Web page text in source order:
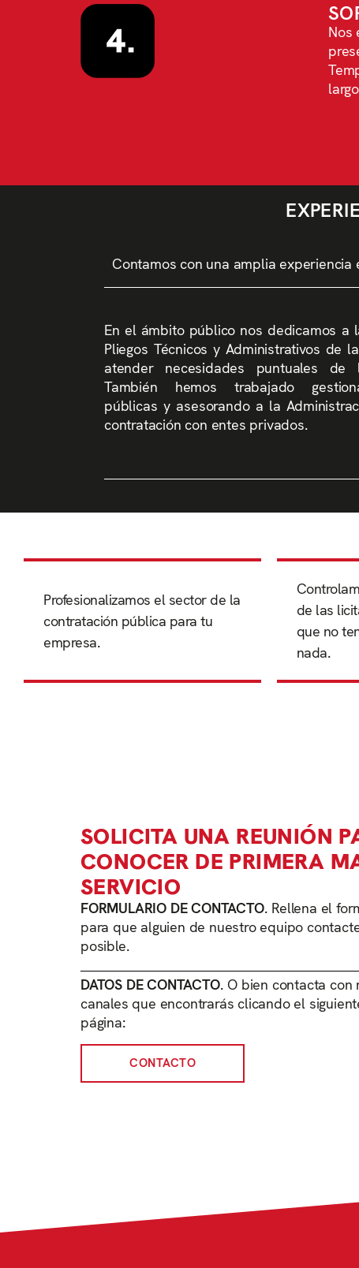
Nos
Contamos con una amplia
En el ámbito público nos dedicamos a
Pliegos Técnicos y Administrativos de
atender necesidades puntuales de
También hemos trabajado
públicas y asesorando a la
contratación con entes privados.
Profesionalizamos el sector de la
contratación pública para tu
empresa.
Profesionalizamos el sector de la
contratación pública para tu
empresa.
de las
que no
nada.
de las
que no
nada.
SOLICITA UNA REUNIÓN
CONOCER DE PRIMERA
SERVICIO
FORMULARIO DE CONTACTO. Rellena el
para que alguien de nuestro equipo
posible.
DATOS DE CONTACTO. O bien contacta con
canales que encontrarás clicando el
página:
CONTACTO